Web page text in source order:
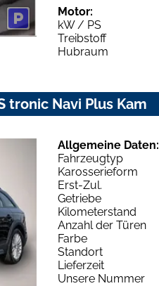
Motor:
kW / PS
Treibstoff
Hubraum
tronic Navi Plus Kam
Allgemeine Daten:
Fahrzeugtyp
Karosserieform
Erst-Zul.
Getriebe
Kilometerstand
Anzahl der Türen
Farbe
Standort
Lieferzeit
Unsere Nummer